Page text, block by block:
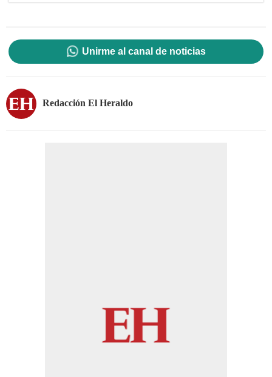
Unirme al canal de noticias
Redacción El Heraldo